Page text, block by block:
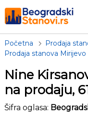
Početna
Prodaja
Prodaja stanova Mirijevo
Nine
na prodaju,
Šifra oglasa: